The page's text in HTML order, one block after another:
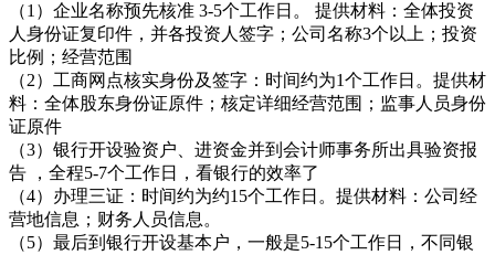
（1）企业名称预先核准 3-5个工作日。 提供材料：全体投资
人身份证复印件，并各投资人签字；公司名称3个以上；投资
比例；经营范围
（2）工商网点核实身份及签字：时间约为1个工作日。提供材
料：全体股东身份证原件；核定详细经营范围；监事人员身份
证原件
（3）银行开设验资户、进资金并到会计师事务所出具验资报
告 ，全程5-7个工作日，看银行的效率了
（4）办理三证：时间约为约15个工作日。提供材料：公司经
营地信息；财务人员信息。
（5）最后到银行开设基本户，一般是5-15个工作日，不同银